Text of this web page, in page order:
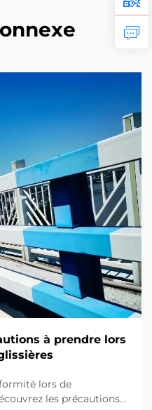
à prendre lors
lors de
les précautions